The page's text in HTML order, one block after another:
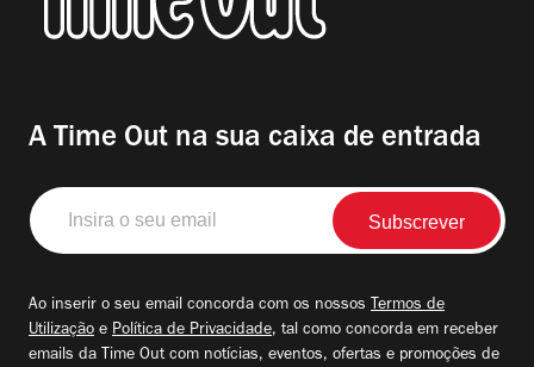
A Time Out na sua caixa de entrada
Insira
o
seu
Ao inserir o seu email concorda com os nossos Termos de
Utilização e Política de Privacidade, tal como concorda em receber
emails da Time Out com notícias, eventos, ofertas e promoções de